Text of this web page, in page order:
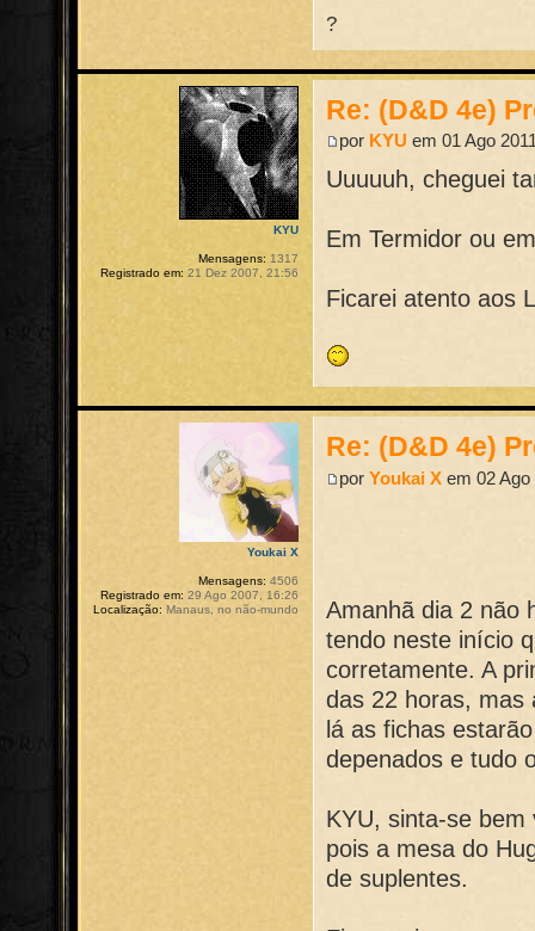
?
Re: (D&D 4e)
por KYU em 01 Ago
Uuuuuh, cheguei
Em Termidor ou
Ficarei atento aos
KYU
Mensagens: 1317
Registrado em: 21 Dez 2007, 21:56
Re: (D&D 4e)
porYoukai X em 02 Ago
Amanhã dia 2 não
tendo neste início
corretamente. A
das 22 horas, mas
lá as fichas
depenados e tudo
KYU, sinta-se
pois a mesa do
de suplentes.
Youkai X
Mensagens: 4506
Registrado em: 29 Ago 2007, 16:26
Localização: Manaus, no não-mundo